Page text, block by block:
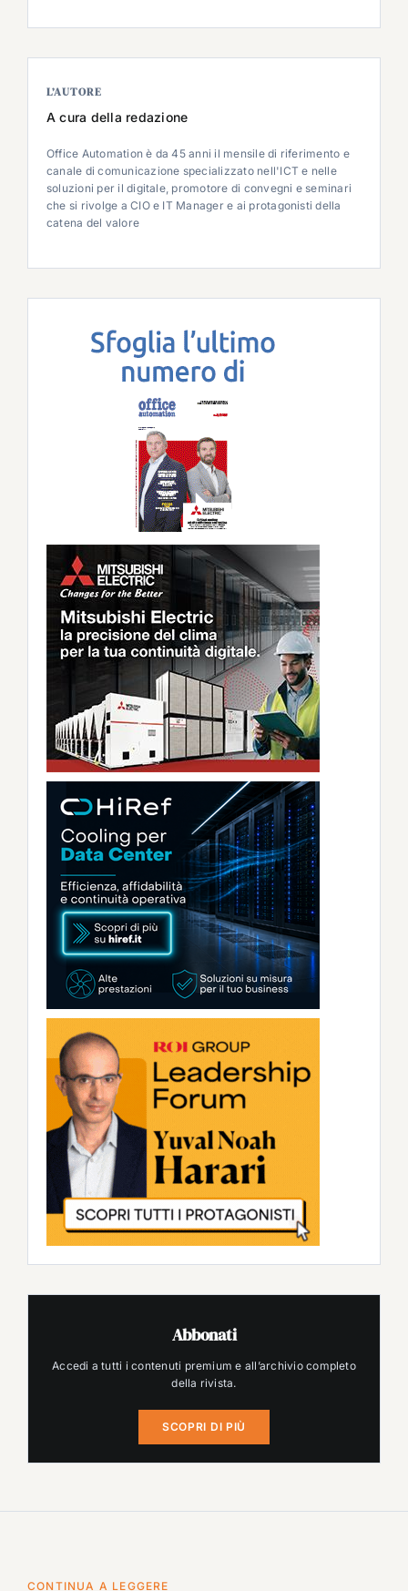
L’AUTORE
A cura della redazione
Office Automation è da 45 anni il mensile di riferimento e
canale di comunicazione specializzato nell'ICT e nelle
soluzioni per il digitale, promotore di convegni e seminari
che si rivolge a CIO e IT Manager e ai protagonisti della
catena del valore
Abbonati
Accedi a tutti i contenuti premium e all’archivio completo
della rivista.
SCOPRI DI PIÙ
CONTINUA A LEGGERE